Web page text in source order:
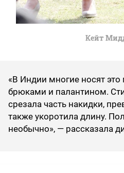
Кейт
«В Индии многие носят это
брюками и палантином.
срезала часть накидки,
также укоротила длину.
необычно», — рассказала